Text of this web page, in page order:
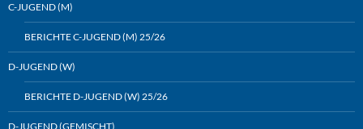
C-JUGEND (M)
BERICHTE C-JUGEND (M) 25/26
D-JUGEND (W)
BERICHTE D-JUGEND (W) 25/26
D-JUGEND (GEMISCHT)